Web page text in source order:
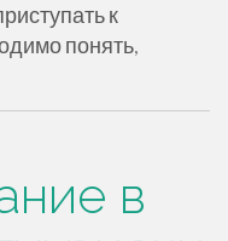
к
понять,
в